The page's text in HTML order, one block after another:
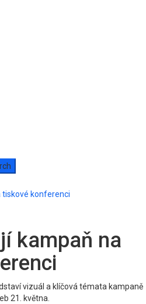
tiskové konferenci
kampaň na
vizuál a klíčová témata kampaně
21. května.